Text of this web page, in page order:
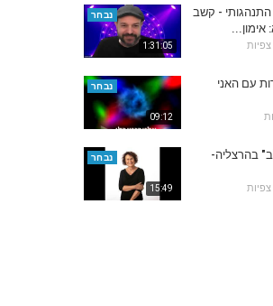
1:31:05
נבחר
התנהגותי - קשב
אימון...
09:12
נבחר
עם האני
15:49
נבחר
בהרצליה-